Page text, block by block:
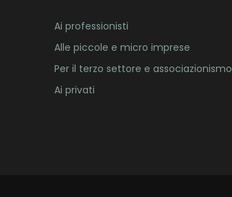
Ai professionisti
Alle piccole e micro imprese
Per il terzo settore e associazionismo
Ai privati